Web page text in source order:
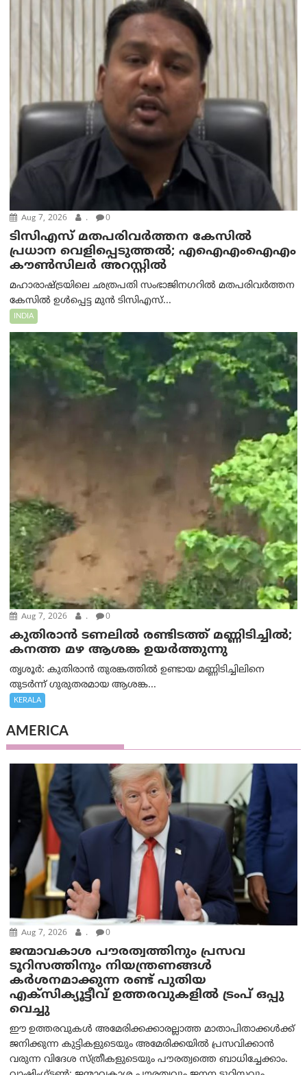
Aug 7, 2026 . 0
ടിസിഎസ് മതപരിവർത്തന കേസിൽ
പ്രധാന വെളിപ്പെടുത്തൽ; എഐഎംഐഎം
കൗൺസിലർ അറസ്റ്റിൽ
മഹാരാഷ്ട്രയിലെ ഛത്രപതി സംഭാജിനഗറിൽ മതപരിവർത്തന
കേസിൽ ഉൾപ്പെട്ട മുൻ ടിസിഎസ്...
INDIA
Aug 7, 2026 . 0
കുതിരാൻ ടണലിൽ രണ്ടിടത്ത് മണ്ണിടിച്ചിൽ;
കനത്ത മഴ ആശങ്ക ഉയർത്തുന്നു
തൃശൂർ: കുതിരാൻ തുരങ്കത്തിൽ ഉണ്ടായ മണ്ണിടിച്ചിലിനെ
തുടർന്ന് ഗുരുതരമായ ആശങ്ക...
KERALA
AMERICA
Aug 7, 2026 . 0
ജന്മാവകാശ പൗരത്വത്തിനും പ്രസവ
ടൂറിസത്തിനും നിയന്ത്രണങ്ങൾ
കർശനമാക്കുന്ന രണ്ട് പുതിയ
എക്സിക്യൂട്ടീവ് ഉത്തരവുകളിൽ ട്രംപ് ഒപ്പു
വെച്ചു
ഈ ഉത്തരവുകൾ അമേരിക്കക്കാരല്ലാത്ത മാതാപിതാക്കൾക്ക്
ജനിക്കുന്ന കുട്ടികളുടെയും അമേരിക്കയിൽ പ്രസവിക്കാൻ
വരുന്ന വിദേശ സ്ത്രീകളുടെയും പൗരത്വത്തെ ബാധിച്ചേക്കാം.